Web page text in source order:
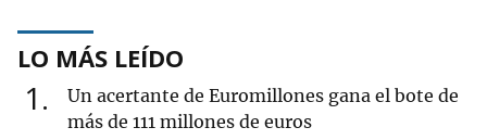
LO MÁS LEÍDO
1
Un acertante de Euromillones gana el bote de
más de 111 millones de euros